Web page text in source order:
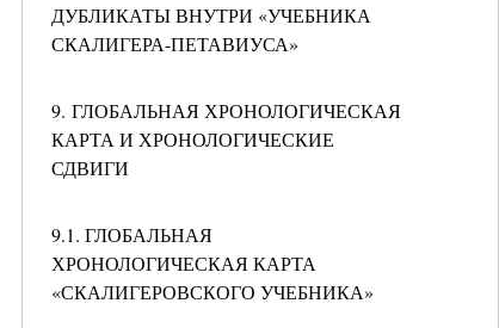
ДУБЛИКАТЫ ВНУТРИ «УЧЕБНИКА
СКАЛИГЕРА-ПЕТАВИУСА»
9. ГЛОБАЛЬНАЯ ХРОНОЛОГИЧЕСКАЯ
КАРТА И ХРОНОЛОГИЧЕСКИЕ
СДВИГИ
9.1. ГЛОБАЛЬНАЯ
ХРОНОЛОГИЧЕСКАЯ КАРТА
«СКАЛИГЕРОВСКОГО УЧЕБНИКА»